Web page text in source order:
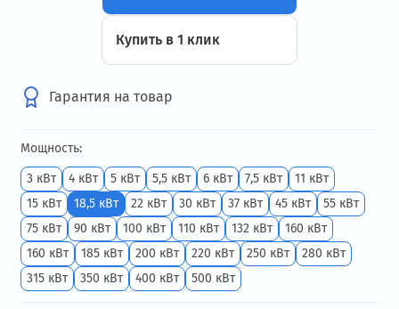
Купить в 1 клик
Гарантия на товар
Мощность:
3 кВт
4 кВт 5 кВт 5,5 кВт 6 кВт 7,5 кВт
11 кВт
15 кВт
18,5 кВт 22 кВт 30 кВт 37 кВт 45 кВт
55 кВт
75 кВт
90 кВт 100 кВт 110 кВт 132 кВт
160 кВт
160 кВт
185 кВт 200 кВт 220 кВт 250 кВт
280 кВт
315 кВт
350 кВт 400 кВт 500 кВт